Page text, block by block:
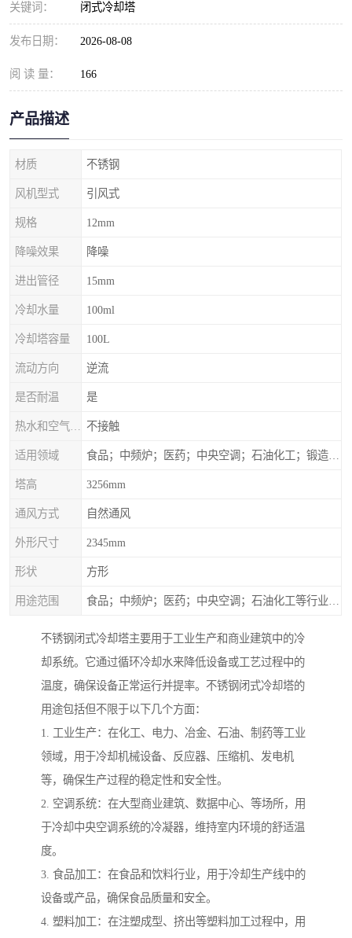
关键词： 闭式冷却塔
发布日期： 2026-08-08
阅 读 量： 166
产品描述
材质 不锈钢
风机型式 引风式
规格 12mm
降噪效果 降噪
进出管径 15mm
冷却水量 100ml
冷却塔容量 100L
流动方向 逆流
是否耐温 是
不接触
适用领域
塔高 3256mm
通风方式 自然通风
外形尺寸 2345mm
形状 方形
用途范围
不锈钢闭式冷却塔主要用于工业生产和商业建筑中的冷
却系统。它通过循环冷却水来降低设备或工艺过程中的
温度，确保设备正常运行并提率。不锈钢闭式冷却塔的
用途包括但不限于以下几个方面：
1. 工业生产：在化工、电力、冶金、石油、制药等工业
领域，用于冷却机械设备、反应器、压缩机、发电机
等，确保生产过程的稳定性和安全性。
2. 空调系统：在大型商业建筑、数据中心、等场所，用
于冷却中央空调系统的冷凝器，维持室内环境的舒适温
度。
3. 食品加工：在食品和饮料行业，用于冷却生产线中的
设备或产品，确保食品质量和安全。
4. 塑料加工：在注塑成型、挤出等塑料加工过程中，用